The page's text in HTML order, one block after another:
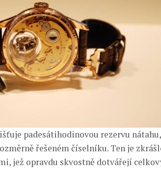
padesátihodinovou rezervu nátahu,
řešeném číselníku. Ten je
jež opravdu skvostně dotvářejí